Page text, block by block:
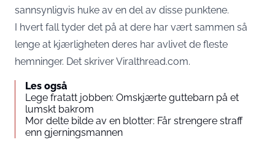
sannsynligvis huke av en del av disse punktene.
I hvert fall tyder det på at dere har vært sammen så
lenge at kjærligheten deres har avlivet de fleste
hemninger. Det skriver Viralthread.com.
Les også
Lege fratatt jobben: Omskjærte guttebarn på et
lumskt bakrom
Mor delte bilde av en blotter: Får strengere straff
enn gjerningsmannen